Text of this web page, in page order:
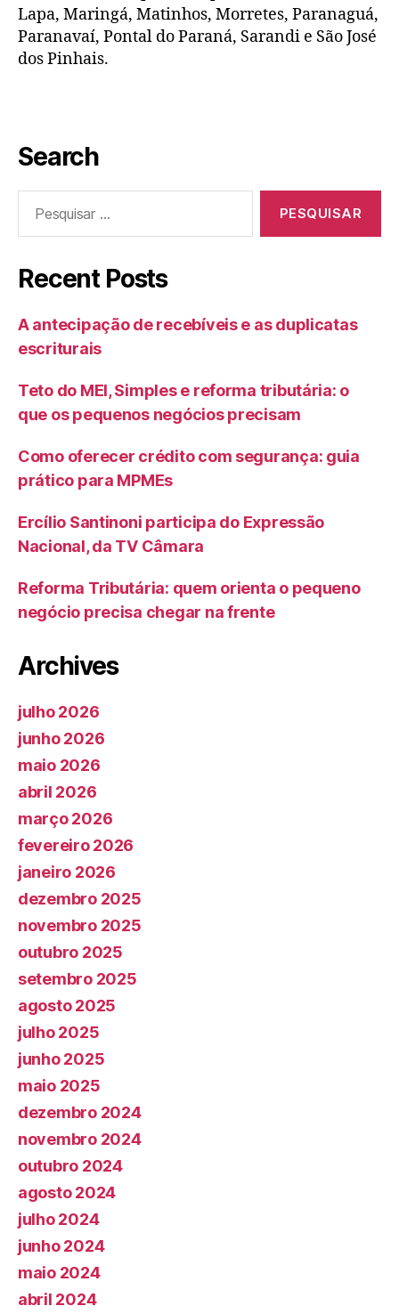
Lapa, Maringá, Matinhos, Morretes, Paranaguá,
Paranavaí, Pontal do Paraná, Sarandi e São José
dos Pinhais.
Search
Recent Posts
A antecipação de recebíveis e as duplicatas
escriturais
Teto do MEI, Simples e reforma tributária: o
que os pequenos negócios precisam
Como oferecer crédito com segurança: guia
prático para MPMEs
Ercílio Santinoni participa do Expressão
Nacional, da TV Câmara
Reforma Tributária: quem orienta o pequeno
negócio precisa chegar na frente
Archives
julho 2026
junho 2026
maio 2026
abril 2026
março 2026
fevereiro 2026
janeiro 2026
dezembro 2025
novembro 2025
outubro 2025
setembro 2025
agosto 2025
julho 2025
junho 2025
maio 2025
dezembro 2024
novembro 2024
outubro 2024
agosto 2024
julho 2024
junho 2024
maio 2024
abril 2024